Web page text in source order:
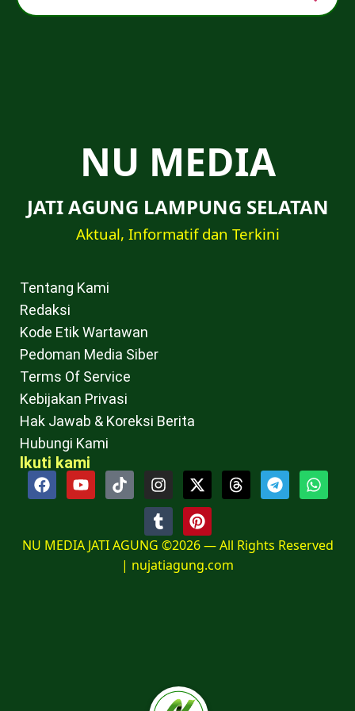
NU MEDIA
JATI AGUNG LAMPUNG SELATAN
Aktual, Informatif dan Terkini
Tentang Kami
Redaksi
Kode Etik Wartawan
Pedoman Media Siber
Terms Of Service
Kebijakan Privasi
Hak Jawab & Koreksi Berita
Hubungi Kami
Ikuti kami
NU MEDIA JATI AGUNG ©2026 — All Rights Reserved
| nujatiagung.com